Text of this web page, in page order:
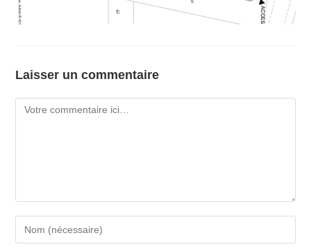
Laisser un commentaire
Comment
Enter
your